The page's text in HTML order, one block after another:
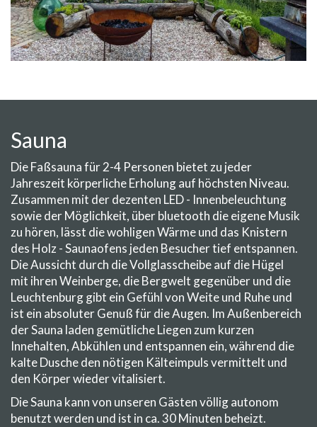
Sauna
Die Faßsauna für 2-4 Personen bietet zu jeder
Jahreszeit körperliche Erholung auf höchsten Niveau.
Zusammen mit der dezenten LED - Innenbeleuchtung
sowie der Möglichkeit, über bluetooth die eigene Musik
zu hören, lässt die wohligen Wärme und das Knistern
des Holz - Saunaofens jeden Besucher tief entspannen.
Die Aussicht durch die Vollglasscheibe auf die Hügel
mit ihren Weinberge, die Bergwelt gegenüber und die
Leuchtenburg gibt ein Gefühl von Weite und Ruhe und
ist ein absoluter Genuß für die Augen. Im Außenbereich
der Sauna laden gemütliche Liegen zum kurzen
Innehalten, Abkühlen und entspannen ein, während die
kalte Dusche den nötigen Kälteimpuls vermittelt und
den Körper wieder vitalisiert.
Die Sauna kann von unseren Gästen völlig autonom
benutzt werden und ist in ca. 30 Minuten beheizt.